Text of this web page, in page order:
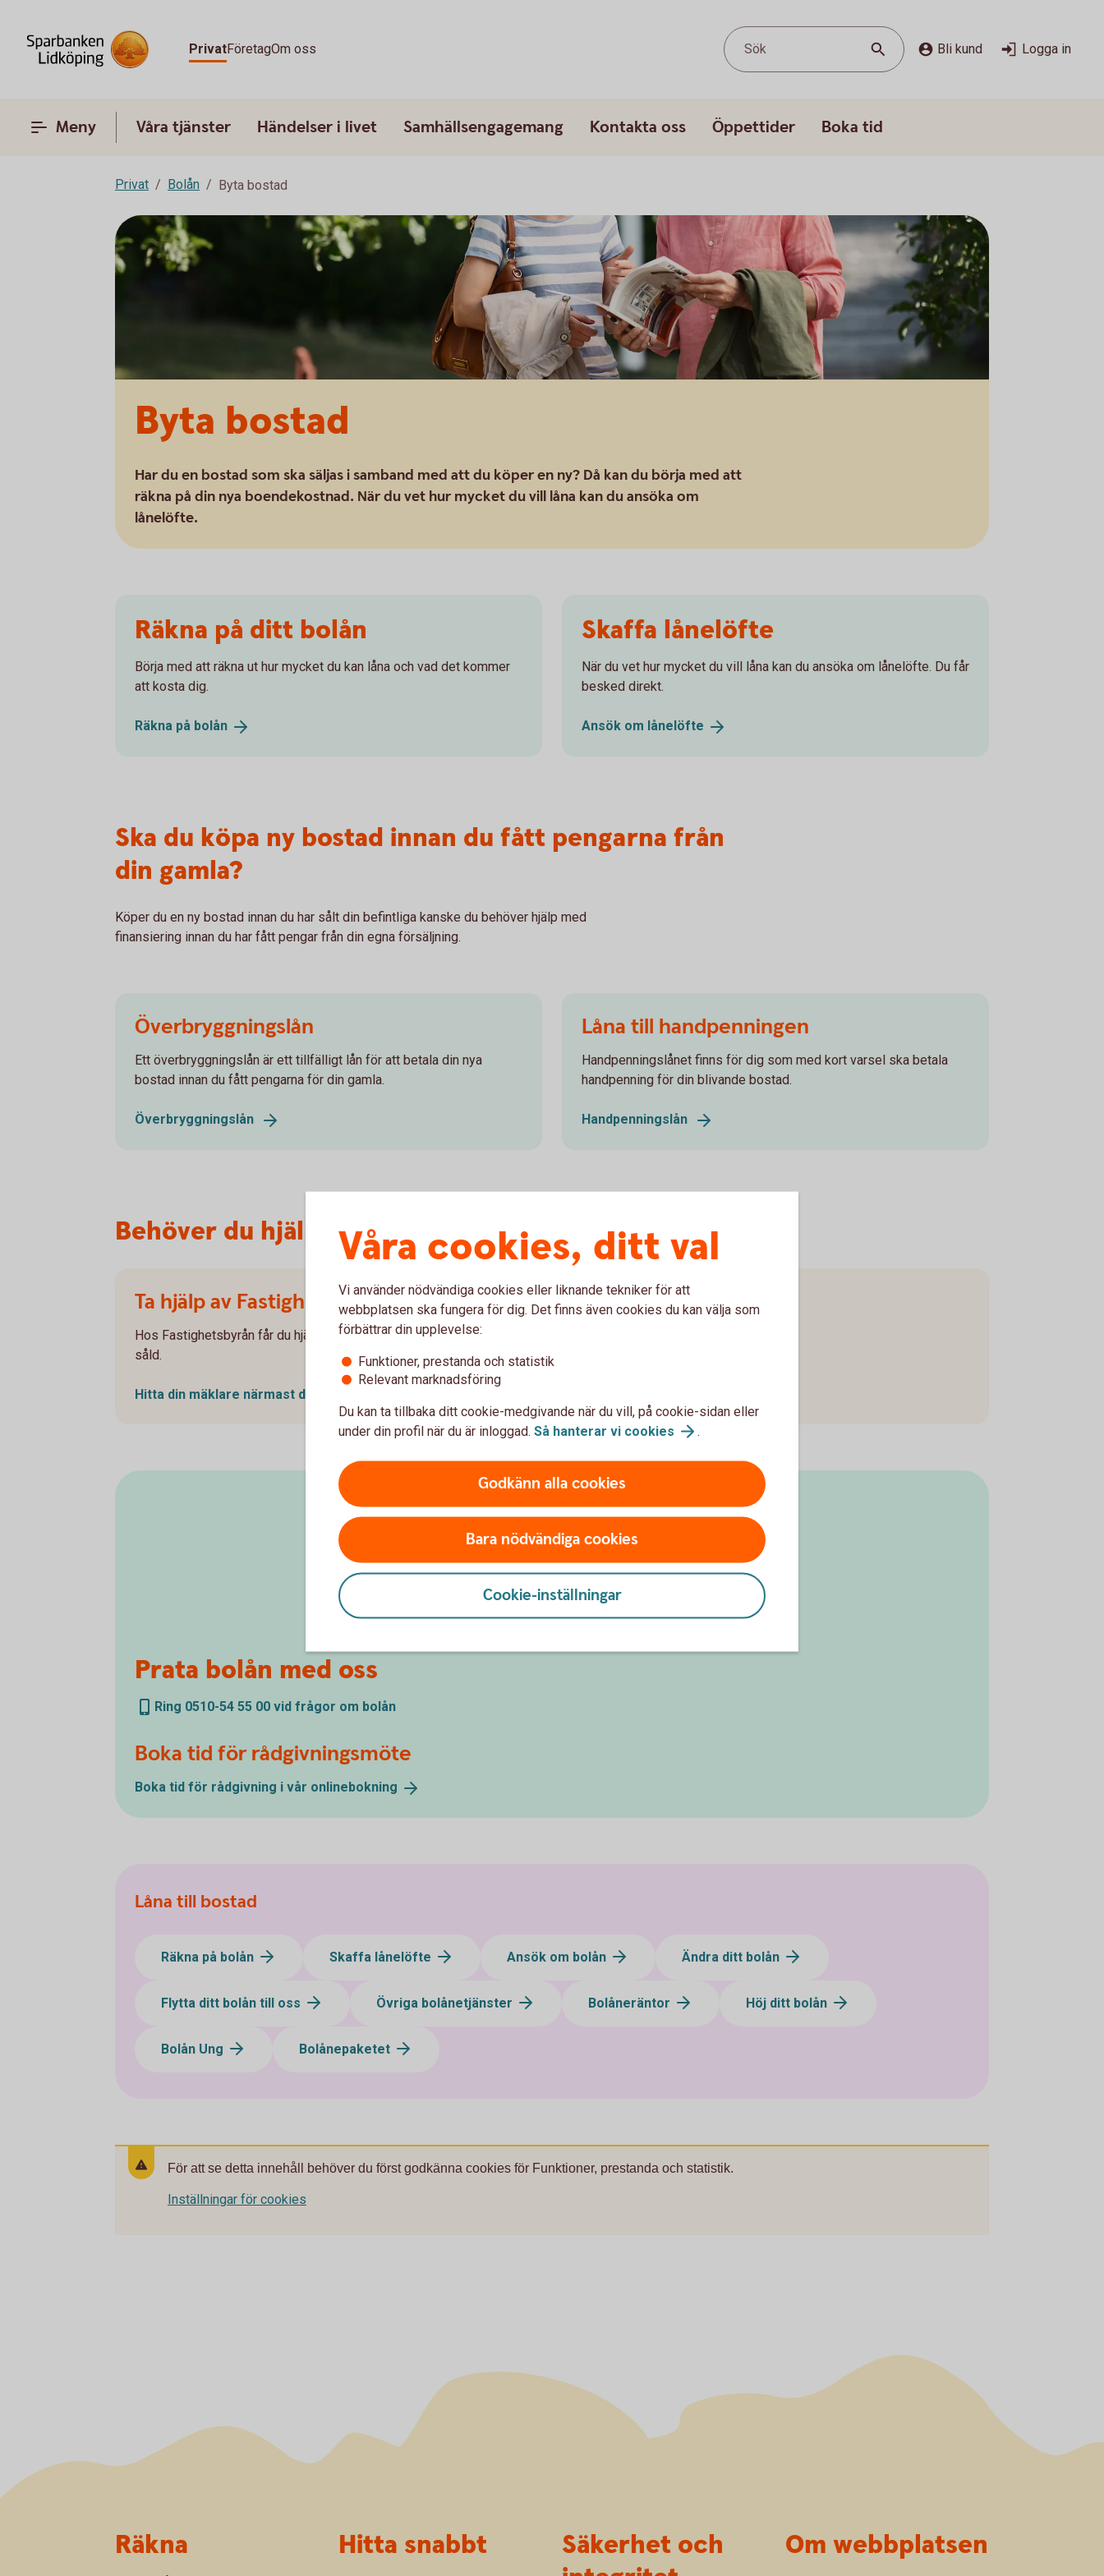
PrivatFöretagOm oss Sök Bli kund Logga in
Meny Våra tjänster Händelser i livet Samhällsengagemang Kontakta oss Öppettider Boka tid
Privat Bolån Byta bostad
Byta bostad
Har du en bostad som ska säljas i samband med att du köper en ny? Då kan du börja med att
räkna på din nya boendekostnad. När du vet hur mycket du vill låna kan du ansöka om
lånelöfte.
Räkna på ditt bolån
Börja med att räkna ut hur mycket du kan låna och vad det kommer
att kosta dig.
Räkna på bolån
Skaffa lånelöfte
När du vet hur mycket du vill låna kan du ansöka om lånelöfte. Du får
besked direkt.
Ansök om lånelöfte
Ska du köpa ny bostad innan du fått pengarna från
din gamla?
Köper du en ny bostad innan du har sålt din befintliga kanske du behöver hjälp med
finansiering innan du har fått pengar från din egna försäljning.
Överbryggningslån
Ett överbryggningslån är ett tillfälligt lån för att betala din nya
bostad innan du fått pengarna för din gamla.
Överbryggningslån
Låna till handpenningen
Handpenningslånet finns för dig som med kort varsel ska betala
handpenning för din blivande bostad.
Handpenningslån
Behöver du hjälp av en mäklare?
Ta hjälp av Fastighetsbyrån
Hos Fastighetsbyrån får du hjälp att sälja din bostad, från värdering tills att bostaden är
såld.
Hitta din mäklare närmast dig
Kontakta oss
Prata bolån med oss
Ring 0510-54 55 00 vid frågor om bolån
Boka tid för rådgivningsmöte
Boka tid för rådgivning i vår onlinebokning
Låna till bostad
Räkna på bolån Skaffa lånelöfte Ansök om bolån Ändra ditt bolån
Flytta ditt bolån till oss Övriga bolånetjänster Bolåneräntor Höj ditt bolån
Bolån Ung Bolånepaketet
För att se detta innehåll behöver du först godkänna cookies för Funktioner, prestanda och statistik.
Inställningar för cookies
Våra cookies, ditt val
Vi använder nödvändiga cookies eller liknande tekniker för att
webbplatsen ska fungera för dig. Det finns även cookies du kan välja som
förbättrar din upplevelse:
Funktioner, prestanda och statistik
Relevant marknadsföring
Du kan ta tillbaka ditt cookie-medgivande när du vill, på cookie-sidan eller
under din profil när du är inloggad. Så hanterar vi cookies .
Godkänn alla cookies
Bara nödvändiga cookies
Cookie-inställningar
Räkna Hitta snabbt
Säkerhet och
Om webbplatsen